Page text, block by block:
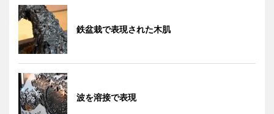
鉄盆栽で表現された木肌
波を溶接で表現